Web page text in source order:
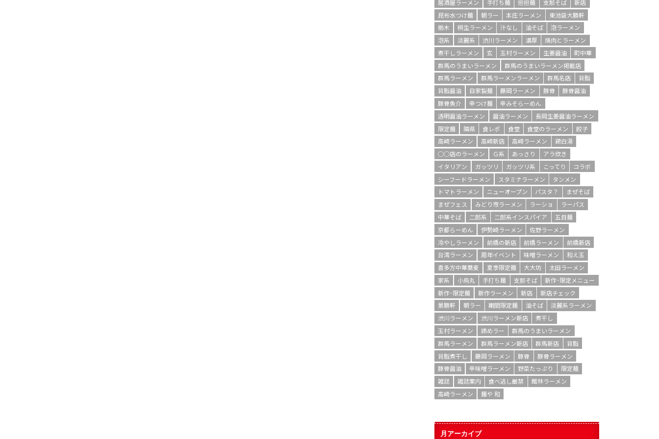
居酒屋ラーメン
手打ち麺 担担麺 支那そば
新店
昆布水つけ麺
朝ラー 本庄ラーメン
東池袋大勝軒
栃木
桐生ラーメン 汁なし 油そば
泡ラーメン
泡系
淡麗系 渋川ラーメン 濃厚
焼肉とラーメン
煮干しラーメン
玄 玉村ラーメン 生姜醤油
町中華
群馬のうまいラーメン
群馬のうまいラーメン掲載店
群馬ラーメン
群馬ラーメンラーメン 群馬名店
背脂
背脂醤油
自家製麺 藤岡ラーメン 豚骨
豚骨醤油
豚骨魚介
辛つけ麺
辛みそらーめん
透明醤油ラーメン
醤油ラーメン
長岡生姜醤油ラーメン
限定麺
隣県 食レポ 食堂 食堂のラーメン
餃子
高崎ラーメン
高崎新店 高﨑ラーメン
鶏白湯
○○店のラーメン
Ｇ系 あっさり
アラ炊き
イタリアン
ガッツリ ガッツリ系 こってり
コラボ
シーフードラーメン
スタミナラーメン
タンメン
トマトラーメン
ニューオープン パスタ？
まぜそば
まぜフェス
みどり市ラーメン ラーショ
ラーパス
中華そば
二郎系 二郎系インスパイア
五目麺
京都らーめん
伊勢崎ラーメン
佐野ラーメン
冷やしラーメン
前橋の新店 前橋ラーメン
前橋新店
台湾ラーメン
周年イベント 味噌ラーメン
和え玉
喜多方中華蕎麦
夏季限定麺 大大坊
太田ラーメン
家系
小烏丸 手打ち麺 支那そば
新作･限定メニュー
新作･限定麺
新作ラーメン 新店
新店チェック
景勝軒
朝ラー 期間限定麺 油そば
淡麗系ラーメン
渋川ラーメン
渋川ラーメン新店
煮干し
玉村ラーメン
締めラー
群馬のうまいラーメン
群馬ラーメン
群馬ラーメン新店 群馬新店
背脂
背脂煮干し
藤岡ラーメン 豚骨
豚骨ラーメン
豚骨醤油
辛味噌ラーメン 野菜たっぷり
限定麺
雑誌
雑誌案内 食べ逃し厳禁
館林ラーメン
高崎ラーメン
麺や 和
月アーカイブ